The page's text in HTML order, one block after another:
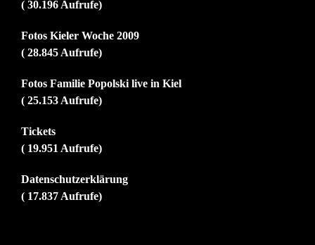
( 30.196 Aufrufe)
Fotos Kieler Woche 2009
( 28.845 Aufrufe)
Fotos Familie Popolski live in Kiel
( 25.153 Aufrufe)
Tickets
( 19.951 Aufrufe)
Datenschutzerklärung
( 17.837 Aufrufe)